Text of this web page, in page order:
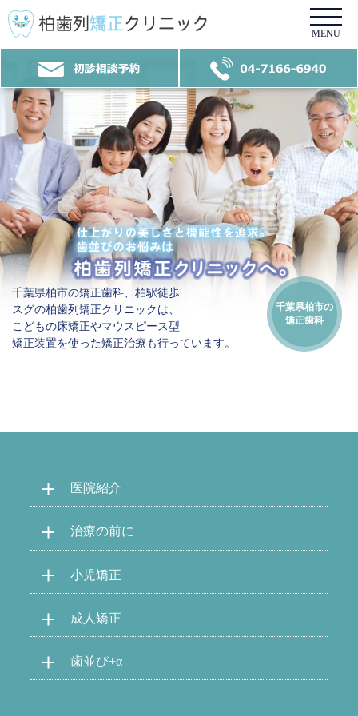
千葉県柏市の矯正歯科、柏駅徒歩
スグの柏歯列矯正クリニックは、
こどもの床矯正やマウスピース型
矯正装置を使った矯正治療も行っています。
柏歯列矯正クリニック
初診相談予約 04-7166-6940
千葉県柏市の
矯正歯科
医院紹介
治療の前に
小児矯正
成人矯正
歯並び+α